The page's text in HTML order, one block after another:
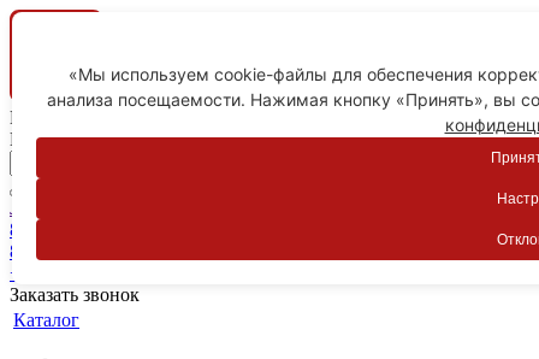
Ваш город
Пятигорск
Личный кабинет
8-800-775-59-89
8-800-775-59-89
+7 918 754-83-77
Заказать звонок
Каталог
«Мы используем cookie-файлы для обеспечения
анализа посещаемости. Нажимая кнопку «Принять», вы